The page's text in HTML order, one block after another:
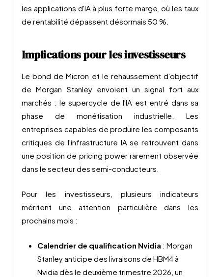
les applications d'IA à plus forte marge, où les taux
de rentabilité dépassent désormais 50 %.
Implications pour les investisseurs
Le bond de Micron et le rehaussement d'objectif
de Morgan Stanley envoient un signal fort aux
marchés : le supercycle de l'IA est entré dans sa
phase de monétisation industrielle. Les
entreprises capables de produire les composants
critiques de l'infrastructure IA se retrouvent dans
une position de pricing power rarement observée
dans le secteur des semi-conducteurs.
Pour les investisseurs, plusieurs indicateurs
méritent une attention particulière dans les
prochains mois :
Calendrier de qualification Nvidia : Morgan
Stanley anticipe des livraisons de HBM4 à
Nvidia dès le deuxième trimestre 2026, un